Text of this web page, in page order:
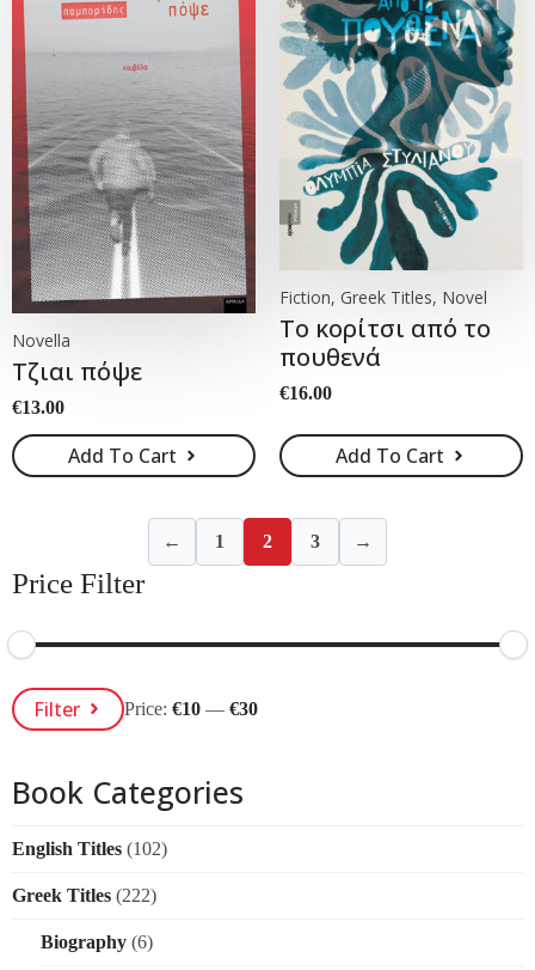
Novella
Τζιαι πόψε
€13.00
Add To Cart
Fiction, Greek Titles, Novel
Το κορίτσι από το
πουθενά
€16.00
Add To Cart
← 1 2 3 →
Price Filter
Min
Price
Max
PriceFilter Price:€10 —€30
Book Categories
English Titles (102)
Greek Titles (222)
Biography (6)